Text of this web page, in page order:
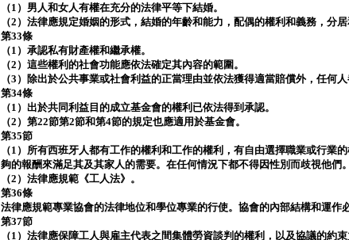
（1）男人和女人有權在充分的法律平等下結婚。
（2）法律應規定婚姻的形式，結婚的年齡和能力，配偶的權利和義務，分
第33條
（1）承認私有財產權和繼承權。
（2）這些權利的社會功能應依法確定其內容的範圍。
（3）除出於公共事業或社會利益的正當理由並依法獲得適當賠償外，任何
第34條
（1）出於共同利益目的成立基金會的權利已依法得到承認。
（2）第22節第2節和第4節的規定也應適用於基金會。
第35節
（1）所有西班牙人都有工作的權利和工作的權利，有自由選擇職業或行業
夠的報酬來滿足其及其家人的需要。在任何情況下都不得因性別而歧視他們。
（2）法律應規範《工人法》。
第36條
法律應規範專業協會的法律地位和學位專業的行使。協會的內部結構和運作
第37節
（1）法律應保障工人與雇主代表之間集體勞資談判的權利，以及協議的約束